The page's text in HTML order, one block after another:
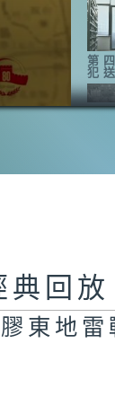
第
犯
日
第
遠征
典回放
東地雷